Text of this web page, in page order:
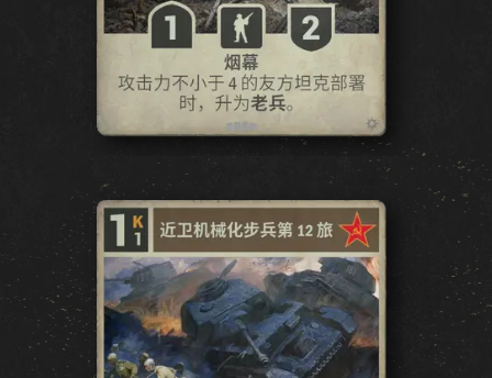
收藏
卡组生成器 卡組 競技場
擴展包
澳紐風暴 早期戰爭 國土陣線 空中霸權
海戰
聯合戰線
血與鐵 秘密行動 冬季战争
軍團
突破 戰區 ALLEGIANCE